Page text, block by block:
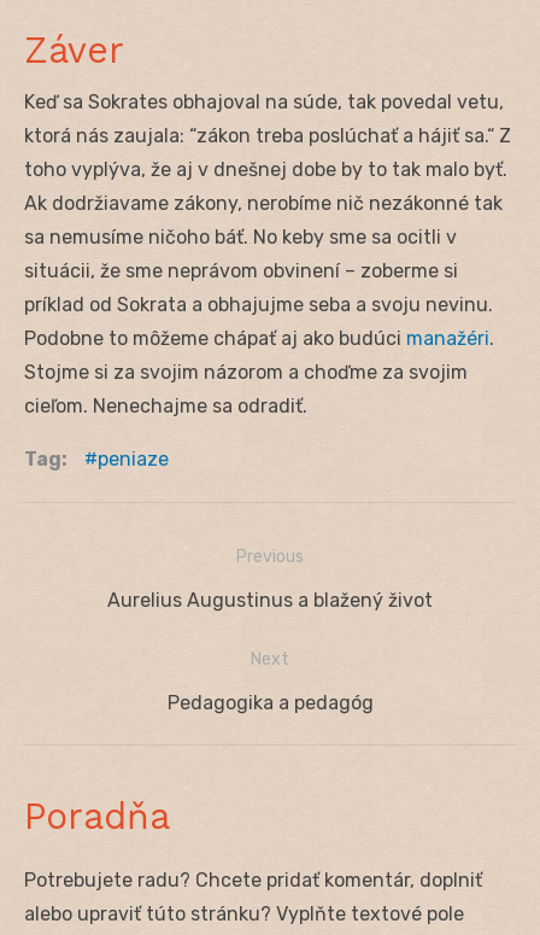
Záver
Keď sa Sokrates obhajoval na súde, tak povedal vetu,
ktorá nás zaujala: “zákon treba poslúchať a hájiť sa.“ Z
toho vyplýva, že aj v dnešnej dobe by to tak malo byť.
Ak dodržiavame zákony, nerobíme nič nezákonné tak
sa nemusíme ničoho báť. No keby sme sa ocitli v
situácii, že sme neprávom obvinení – zoberme si
príklad od Sokrata a obhajujme seba a svoju nevinu.
Podobne to môžeme chápať aj ako budúci manažéri.
Stojme si za svojim názorom a choďme za svojim
cieľom. Nenechajme sa odradiť.
Tag: peniaze
Navigácia
Previous
Previous
Aurelius Augustinus a blažený život
Next
Next
Pedagogika a pedagóg
Poradňa
Potrebujete radu? Chcete pridať komentár, doplniť
alebo upraviť túto stránku? Vyplňte textové pole